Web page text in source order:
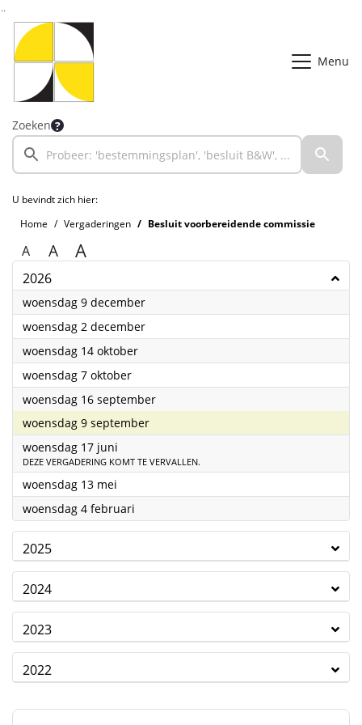
Menu
Zoeken
U bevindt zich hier:
Home
Vergaderingen Besluit voorbereidende commissie
A A A
2026
woensdag 9 december2026
woensdag 2 december2026
woensdag 14 oktober2026
woensdag 7 oktober2026
woensdag 16 september2026
woensdag 9 september2026
woensdag 17 juni
DEZE VERGADERING KOMT TE VERVALLEN.
woensdag 13 mei
woensdag 4 februari
2025
2024
2023
2022